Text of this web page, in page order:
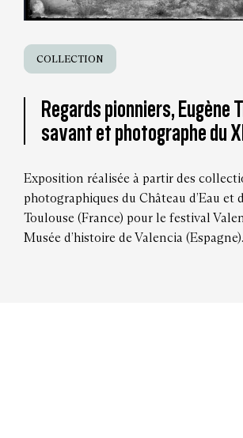
COLLECTION
Regards pionniers, Eugène
savant et photographe du
Exposition réalisée à partir des
photographiques du Château d’Eau et
Toulouse (France) pour le festival
Musée d’histoire de Valencia (Espagne).